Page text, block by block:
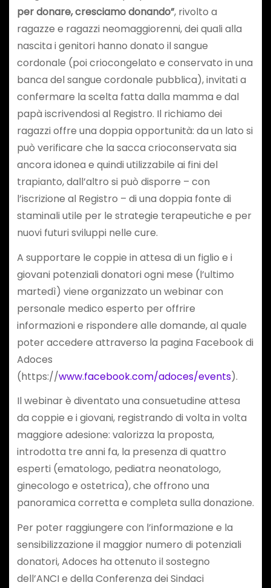
per donare, cresciamo donando”, rivolto a
ragazze e ragazzi neomaggiorenni, dei quali alla
nascita i genitori hanno donato il sangue
cordonale (poi criocongelato e conservato in una
banca del sangue cordonale pubblica), invitati a
confermare la scelta fatta dalla mamma e dal
papà iscrivendosi al Registro. Il richiamo dei
ragazzi offre una doppia opportunità: da un lato si
può verificare che la sacca crioconservata sia
ancora idonea e quindi utilizzabile ai fini del
trapianto, dall’altro si può disporre – con
l’iscrizione al Registro – di una doppia fonte di
staminali utile per le strategie terapeutiche e per
nuovi futuri sviluppi nelle cure.
A supportare le coppie in attesa di un figlio e i
giovani potenziali donatori ogni mese (l’ultimo
martedì) viene organizzato un webinar con
personale medico esperto per offrire
informazioni e rispondere alle domande, al quale
poter accedere attraverso la pagina Facebook di
Adoces
(https://www.facebook.com/adoces/events).
Il webinar è diventato una consuetudine attesa
da coppie e i giovani, registrando di volta in volta
maggiore adesione: valorizza la proposta,
introdotta tre anni fa, la presenza di quattro
esperti (ematologo, pediatra neonatologo,
ginecologo e ostetrica), che offrono una
panoramica corretta e completa sulla donazione.
Per poter raggiungere con l’informazione e la
sensibilizzazione il maggior numero di potenziali
donatori, Adoces ha ottenuto il sostegno
dell’ANCI e della Conferenza dei Sindaci